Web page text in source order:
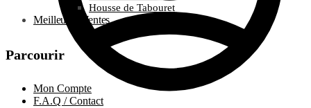
Housse de Tabouret
Meilleures Ventes
Parcourir
Mon Compte
F.A.Q / Contact